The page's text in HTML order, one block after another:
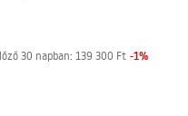
30 napban: 139 300 Ft -1%